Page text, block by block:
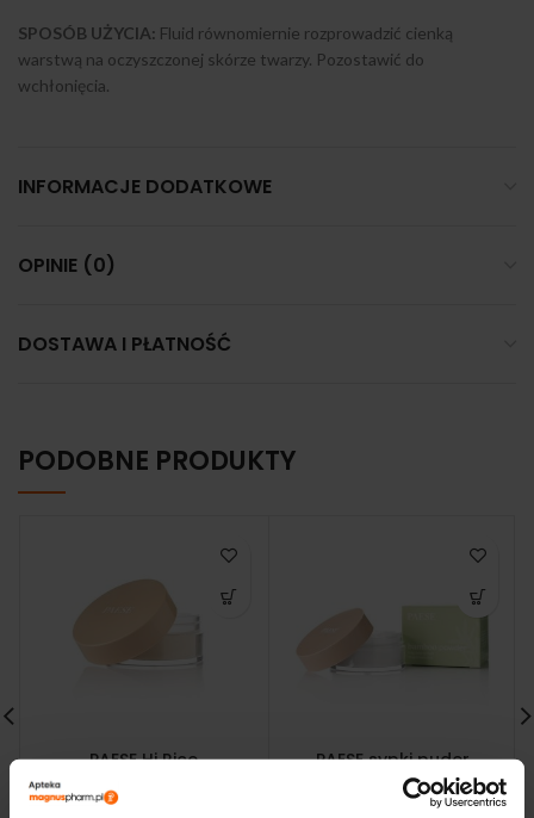
SPOSÓB UŻYCIA: Fluid równomiernie rozprowadzić cienką
warstwą na oczyszczonej skórze twarzy. Pozostawić do
wchłonięcia.
INFORMACJE DODATKOWE
OPINIE (0)
DOSTAWA I PŁATNOŚĆ
PODOBNE PRODUKTY
PAESE Hi Rice
ryżowy Light Beige 10g
PAESE sypki puder
bambusowy
długotrwały mat 5g